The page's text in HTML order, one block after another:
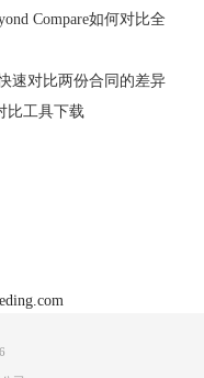
Compare如何对比全
速对比两份合同的差异
比工具下载